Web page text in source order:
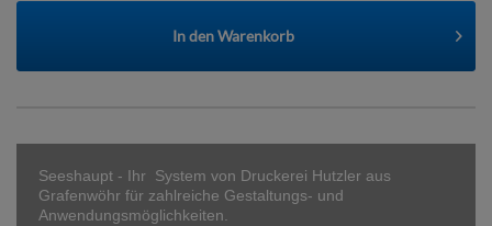
In den Warenkorb
Seeshaupt - Ihr System von Druckerei Hutzler aus
Grafenwöhr für zahlreiche Gestaltungs- und
Anwendungsmöglichkeiten.